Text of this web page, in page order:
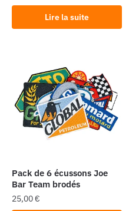
Lire la suite
Pack de 6 écussons Joe
Bar Team brodés
25,00€